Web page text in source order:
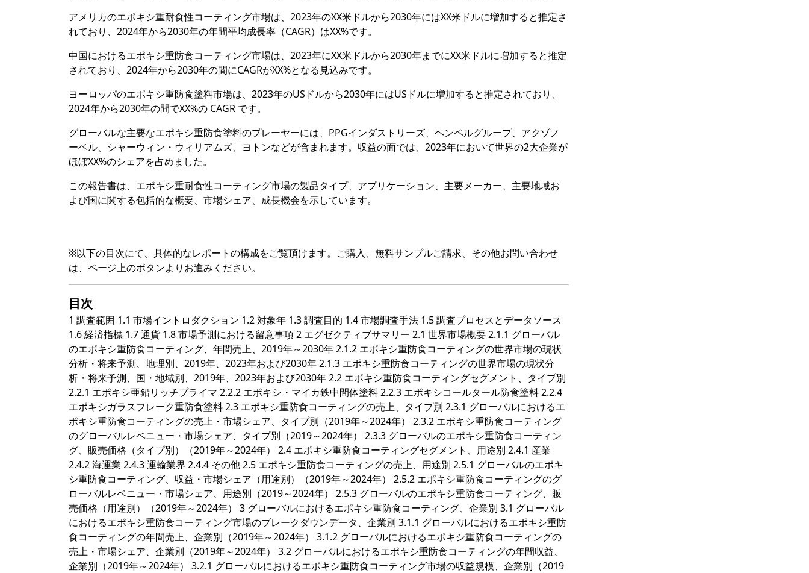
アメリカのエポキシ重耐食性コーティング市場は、2023年のXX米ドルから2030年にはXX米ドルに増加すると推定さ
れており、2024年から2030年の年間平均成長率（CAGR）はXX%です。
中国におけるエポキシ重防食コーティング市場は、2023年にXX米ドルから2030年までにXX米ドルに増加すると推定
されており、2024年から2030年の間にCAGRがXX%となる見込みです。
ヨーロッパのエポキシ重防食塗料市場は、2023年のUSドルから2030年にはUSドルに増加すると推定されており、
2024年から2030年の間でXX%の CAGR です。
グローバルな主要なエポキシ重防食塗料のプレーヤーには、PPGインダストリーズ、ヘンペルグループ、アクゾノ
ーベル、シャーウィン・ウィリアムズ、ヨトンなどが含まれます。収益の面では、2023年において世界の2大企業が
ほぼXX%のシェアを占めました。
この報告書は、エポキシ重耐食性コーティング市場の製品タイプ、アプリケーション、主要メーカー、主要地域お
よび国に関する包括的な概要、市場シェア、成長機会を示しています。
※以下の目次にて、具体的なレポートの構成をご覧頂けます。ご購入、無料サンプルご請求、その他お問い合わせ
は、ページ上のボタンよりお進みください。
目次
1 調査範囲 1.1 市場イントロダクション 1.2 対象年 1.3 調査目的 1.4 市場調査手法 1.5 調査プロセスとデータソース
1.6 経済指標 1.7 通貨 1.8 市場予測における留意事項 2 エグゼクティブサマリー 2.1 世界市場概要 2.1.1 グローバル
のエポキシ重防食コーティング、年間売上、2019年～2030年 2.1.2 エポキシ重防食コーティングの世界市場の現状
分析・将来予測、地理別、2019年、2023年および2030年 2.1.3 エポキシ重防食コーティングの世界市場の現状分
析・将来予測、国・地域別、2019年、2023年および2030年 2.2 エポキシ重防食コーティングセグメント、タイプ別
2.2.1 エポキシ亜鉛リッチプライマ 2.2.2 エポキシ・マイカ鉄中間体塗料 2.2.3 エポキシコールタール防食塗料 2.2.4
エポキシガラスフレーク重防食塗料 2.3 エポキシ重防食コーティングの売上、タイプ別 2.3.1 グローバルにおけるエ
ポキシ重防食コーティングの売上・市場シェア、タイプ別（2019年～2024年） 2.3.2 エポキシ重防食コーティング
のグローバルレベニュー・市場シェア、タイプ別（2019～2024年） 2.3.3 グローバルのエポキシ重防食コーティン
グ、販売価格（タイプ別）（2019年～2024年） 2.4 エポキシ重防食コーティングセグメント、用途別 2.4.1 産業
2.4.2 海運業 2.4.3 運輸業界 2.4.4 その他 2.5 エポキシ重防食コーティングの売上、用途別 2.5.1 グローバルのエポキ
シ重防食コーティング、収益・市場シェア（用途別）（2019年～2024年） 2.5.2 エポキシ重防食コーティングのグ
ローバルレベニュー・市場シェア、用途別（2019～2024年） 2.5.3 グローバルのエポキシ重防食コーティング、販
売価格（用途別）（2019年～2024年） 3 グローバルにおけるエポキシ重防食コーティング、企業別 3.1 グローバル
におけるエポキシ重防食コーティング市場のブレークダウンデータ、企業別 3.1.1 グローバルにおけるエポキシ重防
食コーティングの年間売上、企業別（2019年～2024年） 3.1.2 グローバルにおけるエポキシ重防食コーティングの
売上・市場シェア、企業別（2019年～2024年） 3.2 グローバルにおけるエポキシ重防食コーティングの年間収益、
企業別（2019年～2024年） 3.2.1 グローバルにおけるエポキシ重防食コーティング市場の収益規模、企業別（2019